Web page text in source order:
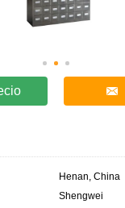
Henan, China
Shengwei